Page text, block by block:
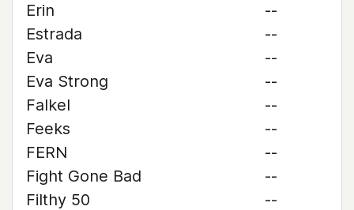
Erin
--
Estrada
--
Eva
--
Eva Strong
--
Falkel
--
Feeks
--
FERN
--
Fight Gone Bad
--
Filthy 50
--